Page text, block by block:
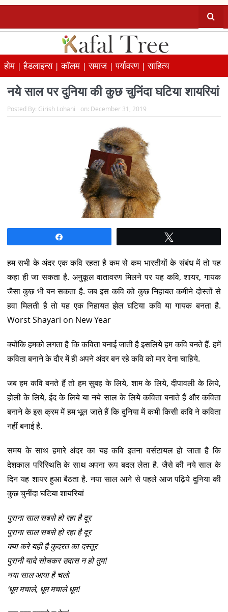
होम |हैडलाइन्स |कॉलम |समाज |पर्यावरण |साहित्य
नये साल पर दुनिया की कुछ चुनिंदा घटिया शायरियां
Posted By: Girish Lohani on: December 31, 2019
हम सभी के अंदर एक कवि रहता है कम से कम भारतीयों के संबंध में तो यह
कहा ही जा सकता है. अनुकूल वातावरण मिलने पर यह कवि, शायर, गायक
जैसा कुछ भी बन सकता है. जब इस कवि को कुछ निहायत कमीने दोस्तों से
हवा मिलती है तो यह एक निहायत झेल घटिया कवि या गायक बनता है.
Worst Shayari on New Year
क्योंकि हमको लगता है कि कविता बनाई जाती है इसलिये हम कवि बनते हैं. हमें
कविता बनाने के दौर में ही अपने अंदर बन रहे कवि को मार देना चाहिये.
जब हम कवि बनते हैं तो हम सुबह के लिये, शाम के लिये, दीपावली के लिये,
होली के लिये, ईद के लिये या नये साल के लिये कविता बनाते हैं और कविता
बनाने के इस क्रम में हम भूल जाते हैं कि दुनिया में कभी किसी कवि ने कविता
नहीं बनाई है.
समय के साथ हमारे अंदर का यह कवि इतना वर्सटायल हो जाता है कि
देशकाल परिस्थिति के साथ अपना रूप बदल लेता है. जैसे की नये साल के
दिन यह शायर हुआ बैठता है. नया साल आने से पहले आज पढ़िये दुनिया की
कुछ चुनींदा घटिया शायरियां
पुराना साल सबसे हो रहा है दूर
पुराना साल सबसे हो रहा है दूर
क्या करे यही है कुदरत का दस्तूर
पुरानी यादे सोचकर उदास न हो तुम!
नया साल आया है चलो
‘धूम मचाले, धूम मचाले धूम!